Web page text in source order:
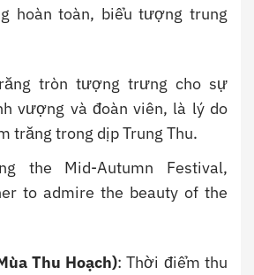
hoàn toàn, biểu tượng trung
tròn tượng trưng cho sự
vượng và đoàn viên, là lý do
trăng trong dịp Trung Thu.
the Mid-Autumn Festival,
to admire the beauty of the
Thu Hoạch): Thời điểm thu